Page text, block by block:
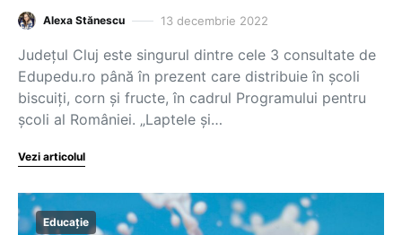
Alexa Stănescu 13 decembrie 2022
Județul Cluj este singurul dintre cele 3 consultate de
Edupedu.ro până în prezent care distribuie în școli
biscuiți, corn și fructe, în cadrul Programului pentru
școli al României. „Laptele și…
Vezi articolul
Educație